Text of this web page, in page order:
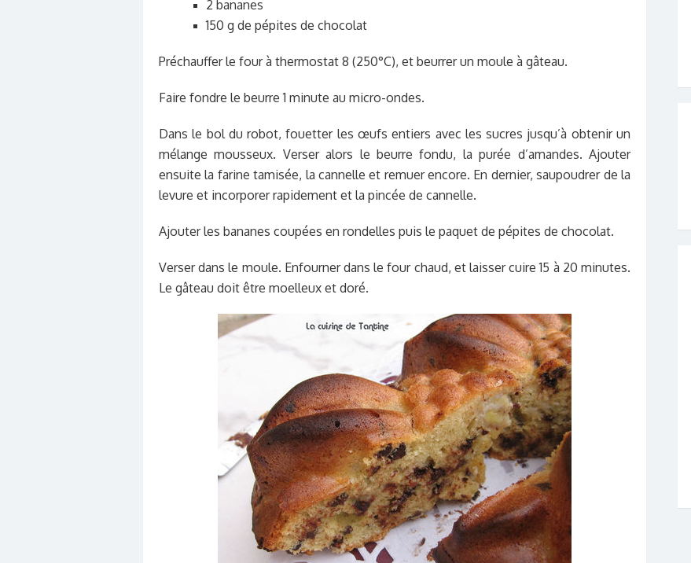
2 bananes
150 g de pépites de chocolat
Préchauffer le four à thermostat 8 (250°C), et beurrer un moule à gâteau.
Faire fondre le beurre 1 minute au micro-ondes.
Dans le bol du robot, fouetter les œufs entiers avec les sucres jusqu’à obtenir un
mélange mousseux. Verser alors le beurre fondu, la purée d’amandes. Ajouter
ensuite la farine tamisée, la cannelle et remuer encore. En dernier, saupoudrer de la
levure et incorporer rapidement et la pincée de cannelle.
Ajouter les bananes coupées en rondelles puis le paquet de pépites de chocolat.
Verser dans le moule. Enfourner dans le four chaud, et laisser cuire 15 à 20 minutes.
Le gâteau doit être moelleux et doré.